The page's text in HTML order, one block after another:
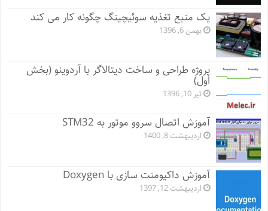
یک منبع تغذیه سوئیچینگ چگونه کار می کند
بهمن 6, 1396
پروژه طراحی و ساخت دیتالاگر با آردوینو (بخش
اول)
تیر 10, 1396
آموزش اتصال سروو موتور به STM32
اردیبهشت 8, 1400
آموزش داکیومنت سازی با Doxygen
اردیبهشت 12, 1397